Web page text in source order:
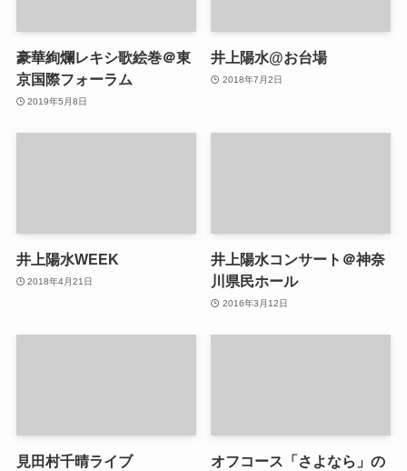
豪華絢爛レキシ歌絵巻＠東
京国際フォーラム
2019年5月8日
井上陽水@お台場
2018年7月2日
井上陽水WEEK
2018年4月21日
井上陽水コンサート＠神奈
川県民ホール
2016年3月12日
見田村千晴ライブ
オフコース「さよなら」の